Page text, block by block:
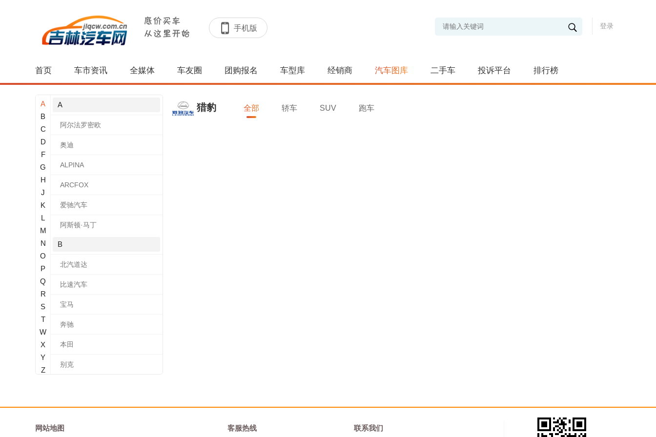
手机版 登录
首页 车市资讯 全媒体 车友圈 团购报名 车型库 经销商 汽车图库 二手车 投诉平台 排行榜
A
B
C
D
F
G
H
J
K
L
M
N
O
P
Q
R
S
T
W
X
Y
Z
A
阿尔法罗密欧
奥迪
ALPINA
ARCFOX
爱驰汽车
阿斯顿·马丁
B
北汽道达
比速汽车
宝马
奔驰
本田
别克
宝沃
猎豹 全部 轿车 SUV 跑车
网站地图 客服热线 联系我们